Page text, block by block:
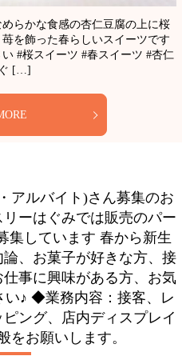
らかな食感の杏仁豆腐の上に桜
を飾った春らしいスイーツです
#桜スイーツ #春スイーツ #杏仁
ぐ […]
アルバイト)さん募集のお
ーはぐみでは販売のパー
集しています 春から新生
、お菓子が好きな方、接
事に興味がある方、お気
い♪ ◆業務内容：接客、レ
ング、店内ディスプレイ
をお願いします。